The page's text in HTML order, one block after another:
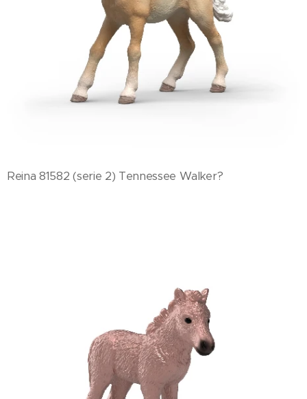
Reina 81582 (serie 2) Tennessee Walker?